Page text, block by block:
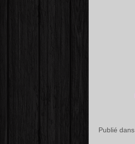
Publié dans